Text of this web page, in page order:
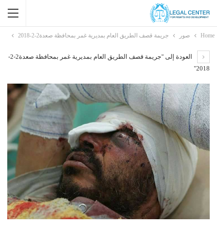
Home صور جريمة قصف الطريق العام بمديرية غمر بمحافظة صعدة2-2-2018
العودة إلى "جريمة قصف الطريق العام بمديرية غمر بمحافظة صعدة2-2-
2018"